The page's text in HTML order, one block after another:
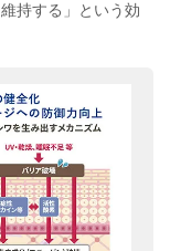
持する」という効